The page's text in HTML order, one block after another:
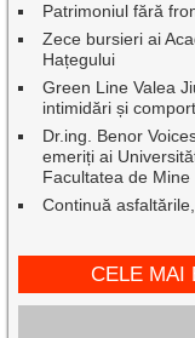
Patrimoniul fără
Zece bursieri ai
Hațegului
Green Line Valea
intimidări și
Dr.ing. Benor
emeriți ai
Facultatea de Mine
Continuă
CELE MAI